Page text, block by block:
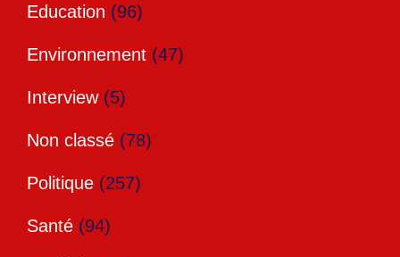
Education (96)
Environnement (47)
Interview(5)
Non classé (78)
Politique (257)
Santé (94)